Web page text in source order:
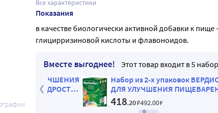
Все характеристики
Показания
в качестве биологически активной добавки к пище
глицирризиновой кислоты и флавоноидов.
Вместе выгоднее!
Этот товар входит в 5
ЩЕДРОСТЬ
Набор из 2-х упаковок ВЕРДИОГАСТ
ДЛЯ УЛУЧШЕНИЯ ПИЩЕВАРЕНИЯ С
ЧАЕМ со скидкой
418.20₽492.00₽